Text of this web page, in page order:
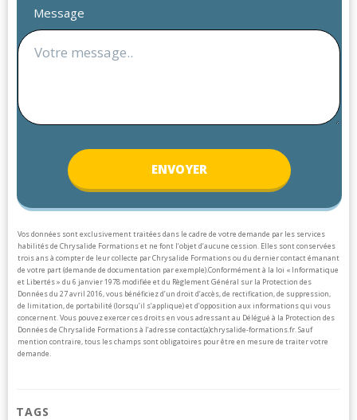
Message
ENVOYER
Vos données sont exclusivement traitées dans le cadre de votre demande par les services
habilités de Chrysalide Formations et ne font l’objet d’aucune cession. Elles sont conservées
trois ans à compter de leur collecte par Chrysalide Formations ou du dernier contact émanant
de votre part (demande de documentation par exemple).Conformément à la loi « Informatique
et Libertés » du 6 janvier 1978 modifiée et du Règlement Général sur la Protection des
Données du 27 avril 2016, vous bénéficiez d’un droit d’accès, de rectification, de suppression,
de limitation, de portabilité (lorsqu’il s’applique) et d’opposition aux informations qui vous
concernent. Vous pouvez exercer ces droits en vous adressant au Délégué à la Protection des
Données de Chrysalide Formations à l’adresse contact(a)chrysalide-formations.fr.Sauf
mention contraire, tous les champs sont obligatoires pour être en mesure de traiter votre
demande.
TAGS